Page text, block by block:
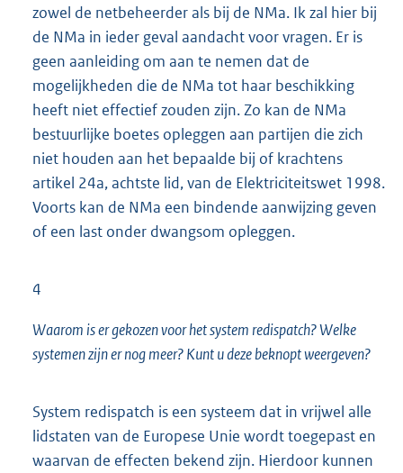
zowel de netbeheerder als bij de NMa. Ik zal hier bij
de NMa in ieder geval aandacht voor vragen. Er is
geen aanleiding om aan te nemen dat de
mogelijkheden die de NMa tot haar beschikking
heeft niet effectief zouden zijn. Zo kan de NMa
bestuurlijke boetes opleggen aan partijen die zich
niet houden aan het bepaalde bij of krachtens
artikel 24a, achtste lid, van de Elektriciteitswet 1998.
Voorts kan de NMa een bindende aanwijzing geven
of een last onder dwangsom opleggen.
4
Waarom is er gekozen voor het system redispatch? Welke
systemen zijn er nog meer? Kunt u deze beknopt weergeven?
System redispatch is een systeem dat in vrijwel alle
lidstaten van de Europese Unie wordt toegepast en
waarvan de effecten bekend zijn. Hierdoor kunnen